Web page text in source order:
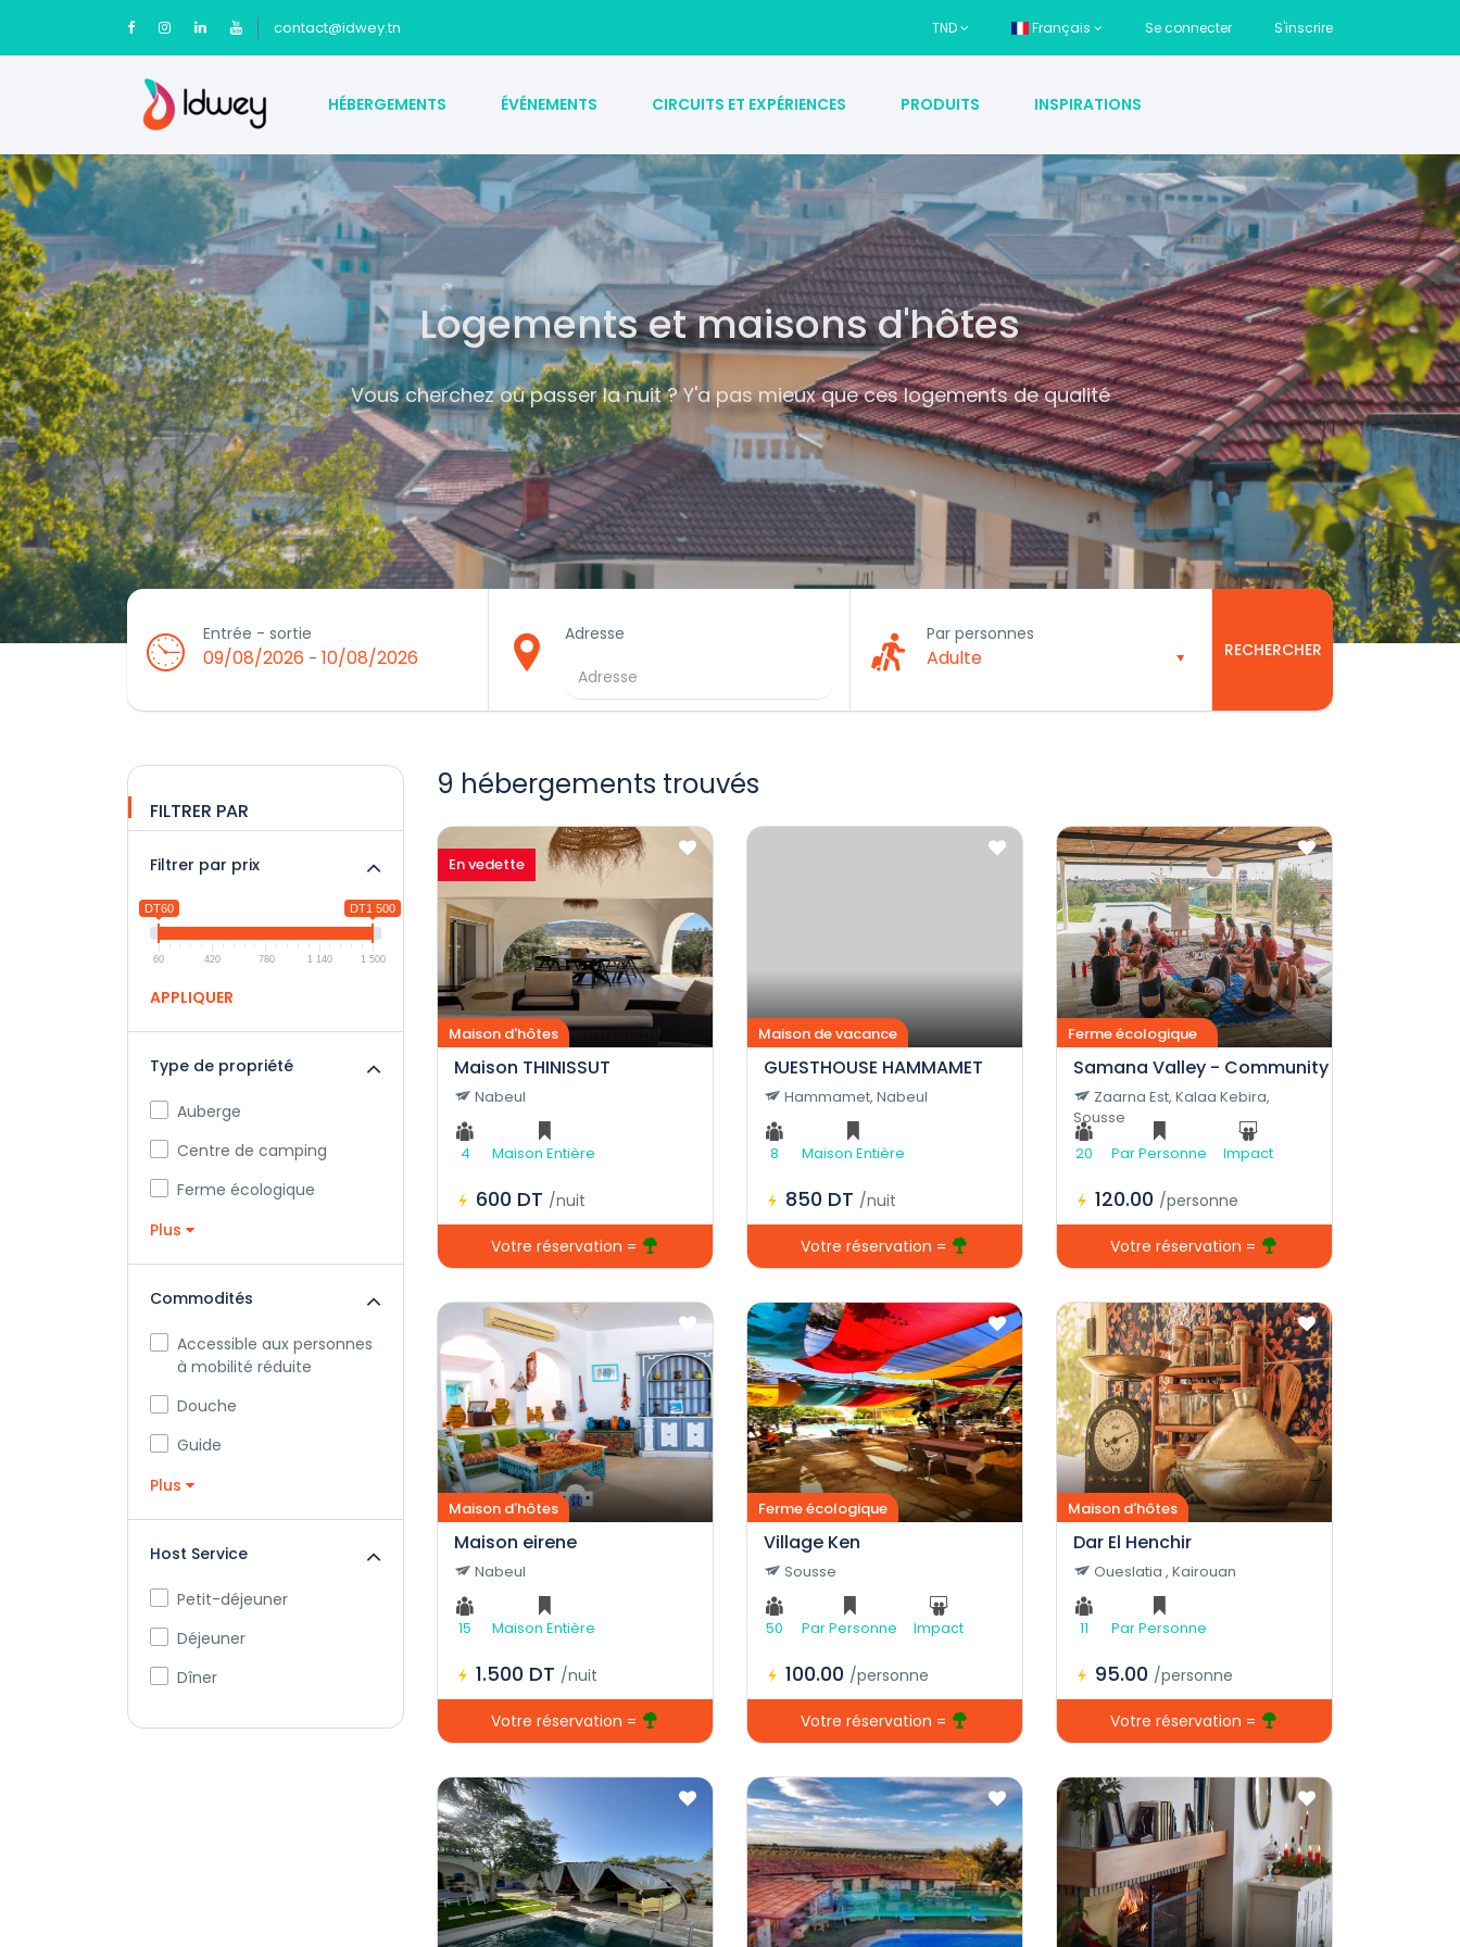
contact@idwey.tn TND Français Se connecter S'inscrire
HÉBERGEMENTS ÉVÉNEMENTS CIRCUITS ET EXPÉRIENCES PRODUITS INSPIRATIONS
Logements et maisons d'hôtes
Vous cherchez où passer la nuit ? Y'a pas mieux que ces logements de qualité
Entrée - sortie
09/08/2026 - 10/08/2026
Adresse Par personnes
Adulte RECHERCHER
FILTRER PAR
Filtrer par prix
DT60 DT1 500
60 420 780 1 140 1 500
APPLIQUER
Type de propriété
Auberge
Centre de camping
Ferme écologique
Plus
Commodités
Accessible aux personnes
à mobilité réduite
Douche
Guide
Plus
Host Service
Petit-déjeuner
Déjeuner
Dîner
9 hébergements trouvés
En vedette
Maison d'hôtes
Maison THINISSUT
Nabeul
4 Maison Entière
600 DT /nuit
Votre réservation =
Maison de vacance
GUESTHOUSE HAMMAMET
Hammamet, Nabeul
8 Maison Entière
850 DT /nuit
Votre réservation =
Centre de camping
Ferme écologique
Samana Valley - Community Living
Zaarna Est, Kalaa Kebira,
Sousse
20
Par Personne Impact
120.00 /personne
Votre réservation =
Maison d'hôtes
Maison eirene
Nabeul
15 Maison Entière
1.500 DT /nuit
Votre réservation =
Ferme écologique
Village Ken
Sousse
50 Par Personne Impact
100.00 /personne
Votre réservation =
Maison d'hôtes
Dar El Henchir
Oueslatia , Kairouan
11 Par Personne
95.00 /personne
Votre réservation =